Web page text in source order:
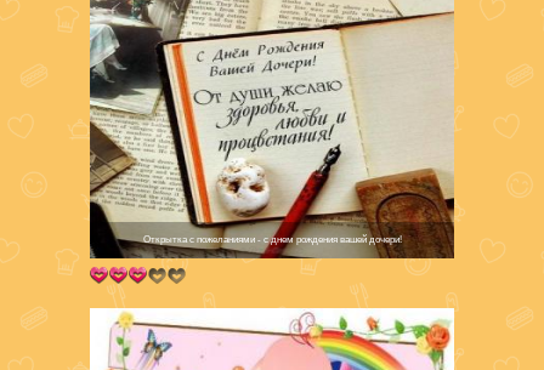
Открытка с пожеланиями - с днем рождения вашей дочери!